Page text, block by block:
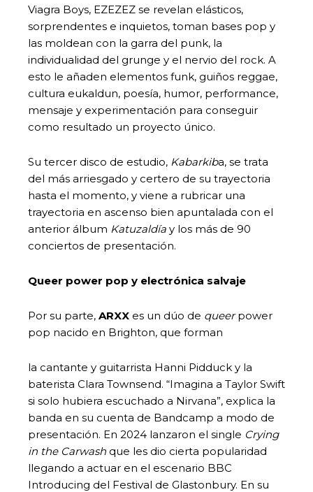
Viagra Boys, EZEZEZ se revelan elásticos,
sorprendentes e inquietos, toman bases pop y
las moldean con la garra del punk, la
individualidad del grunge y el nervio del rock. A
esto le añaden elementos funk, guiños reggae,
cultura eukaldun, poesía, humor, performance,
mensaje y experimentación para conseguir
como resultado un proyecto único.
Su tercer disco de estudio, Kabarkiba, se trata
del más arriesgado y certero de su trayectoria
hasta el momento, y viene a rubricar una
trayectoria en ascenso bien apuntalada con el
anterior álbum Katuzaldía y los más de 90
conciertos de presentación.
Queer power pop y electrónica salvaje
Por su parte, ARXX es un dúo de queerpower
pop nacido en Brighton, que forman
la cantante y guitarrista Hanni Pidduck y la
baterista Clara Townsend. “Imagina a Taylor Swift
si solo hubiera escuchado a Nirvana”, explica la
banda en su cuenta de Bandcamp a modo de
presentación. En 2024 lanzaron el single Crying
in the Carwash que les dio cierta popularidad
llegando a actuar en el escenario BBC
Introducing del Festival de Glastonbury. En su